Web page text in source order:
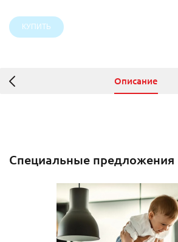
Описание
Специальные предложения